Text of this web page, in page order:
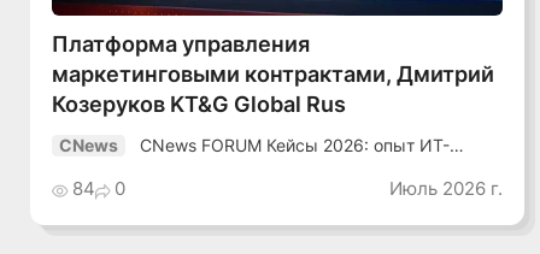
Платформа управления
маркетинговыми контрактами, Дмитрий
Козеруков KT&G Global Rus
CNews
CNews FORUM Кейсы 2026: опыт ИТ-
84 0 Июль 2026 г.